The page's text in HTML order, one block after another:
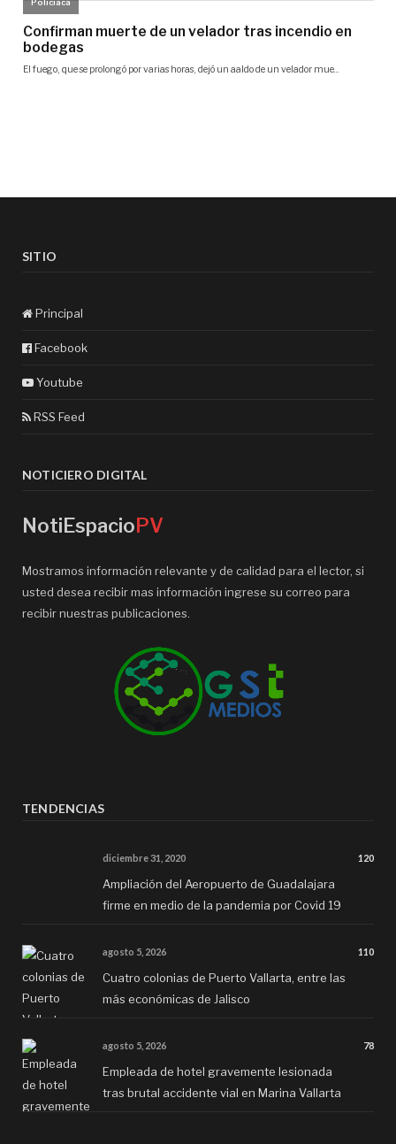
SITIO
Principal
Facebook
Youtube
RSS Feed
NOTICIERO DIGITAL
NotiEspacioPV
Mostramos información relevante y de calidad para el lector, si
usted desea recibir mas información ingrese su correo para
recibir nuestras publicaciones.
TENDENCIAS
diciembre 31, 2020 120
Ampliación del Aeropuerto de Guadalajara
firme en medio de la pandemia por Covid 19
agosto 5, 2026 110
Cuatro colonias de Puerto Vallarta, entre las
más económicas de Jalisco
agosto 5, 2026 78
Empleada de hotel gravemente lesionada
tras brutal accidente vial en Marina Vallarta